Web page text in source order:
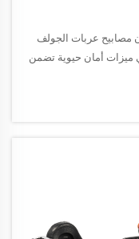
مصابيح عربات الجولف
ميزات أمان حيوية تضمن
سواء كنت تتنقل